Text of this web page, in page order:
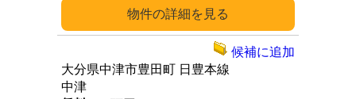
詳細
大分県中津市豊田町
日豊本線
中津
候補に追加